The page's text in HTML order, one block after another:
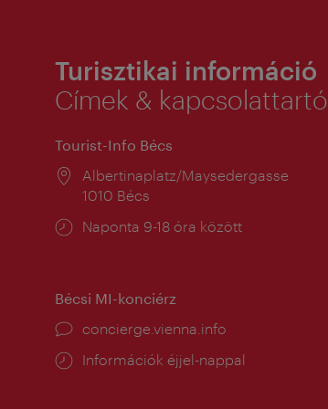
Turisztikai információ
Címek & kapcsolattartó
Tourist-Info Bécs
Helyszín:
Albertinaplatz/Maysedergasse
1010 Bécs
Nyitva
Naponta 9-18 óra között
Bécsi MI-konciérz
concierge.vienna.info
Információk éjjel-nappal